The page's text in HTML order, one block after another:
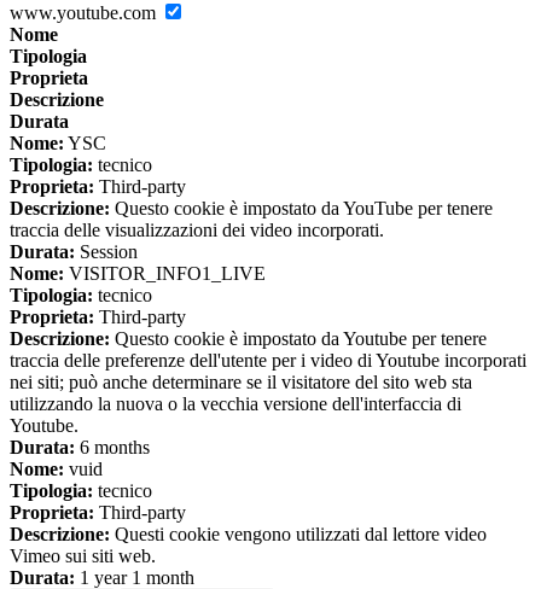
www.youtube.com
Nome
Tipologia
Proprieta
Descrizione
Durata
Nome: YSC
Tipologia: tecnico
Proprieta: Third-party
Descrizione: Questo cookie è impostato da YouTube per tenere
traccia delle visualizzazioni dei video incorporati.
Durata: Session
Nome: VISITOR_INFO1_LIVE
Tipologia: tecnico
Proprieta: Third-party
Descrizione: Questo cookie è impostato da Youtube per tenere
traccia delle preferenze dell'utente per i video di Youtube incorporati
nei siti; può anche determinare se il visitatore del sito web sta
utilizzando la nuova o la vecchia versione dell'interfaccia di
Youtube.
Durata: 6 months
Nome: vuid
Tipologia: tecnico
Proprieta: Third-party
Descrizione: Questi cookie vengono utilizzati dal lettore video
Vimeo sui siti web.
Durata: 1 year 1 month